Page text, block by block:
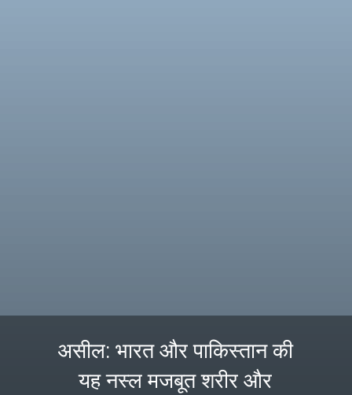
असील: भारत और पाकिस्तान की
यह नस्ल मजबूत शरीर और